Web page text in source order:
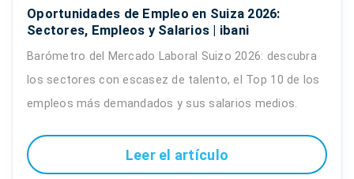
Oportunidades de Empleo en Suiza 2026:
Sectores, Empleos y Salarios | ibani
Barómetro del Mercado Laboral Suizo 2026: descubra
los sectores con escasez de talento, el Top 10 de los
empleos más demandados y sus salarios medios.
Leer el artículo